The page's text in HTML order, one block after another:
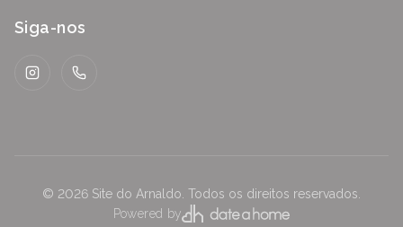
Siga-nos
InstagramWhatsApp
© 2026 Site do Arnaldo Todos os direitos reservados.
Powered by